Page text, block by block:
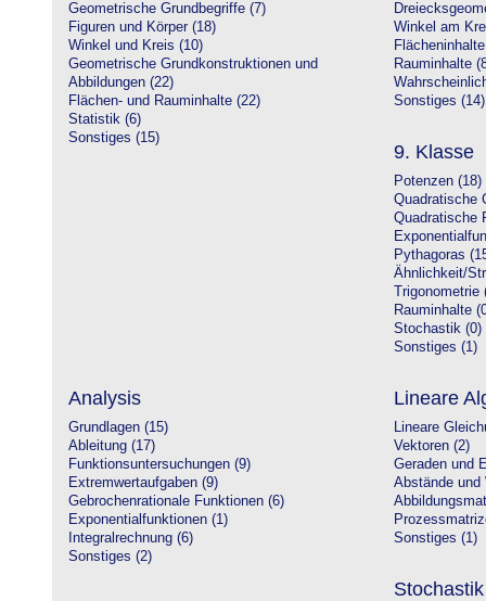
Geometrische Grundbegriffe (7)
Figuren und Körper (18)
Winkel und Kreis (10)
Geometrische Grundkonstruktionen und
Abbildungen (22)
Flächen- und Rauminhalte (22)
Statistik (6)
Sonstiges (15)
Winkel am
Rauminhalte
Sonstiges (14)
9. Klasse
Potenzen (18)
Quadratische
Quadratische
Pythagoras
Ähnlichkeit/
Trigonometrie
Rauminhalte
Stochastik (0)
Sonstiges (1)
Analysis
Grundlagen (15)
Ableitung (17)
Funktionsuntersuchungen (9)
Extremwertaufgaben (9)
Gebrochenrationale Funktionen (6)
Exponentialfunktionen (1)
Integralrechnung (6)
Sonstiges (2)
Lineare
Lineare
Vektoren (2)
Geraden und
Abstände und
Sonstiges (1)
Stochastik